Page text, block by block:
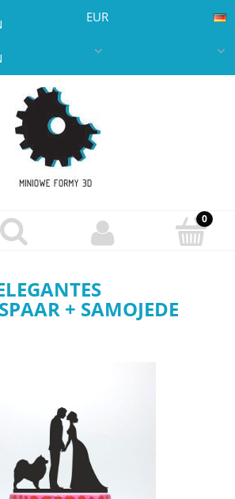
EUR
+ SAMOJEDE